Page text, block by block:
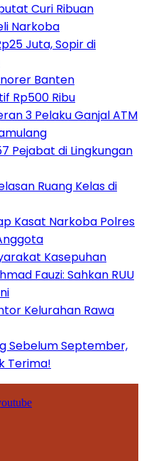
Curi Ribuan
Narkoba
Juta, Sopir di
Banten
Rp500 Ribu
3 Pelaku Ganjal ATM
Pejabat di Lingkungan
Ruang Kelas di
Kasat Narkoba Polres
Kasepuhan
Fauzi: Sahkan RUU
Kelurahan Rawa
Sebelum September,
Terima!